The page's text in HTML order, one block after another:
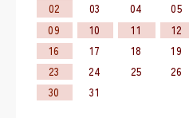
02
03 04 05
09
10 11 12
16
17 18 19
23
24 25 26
30
31